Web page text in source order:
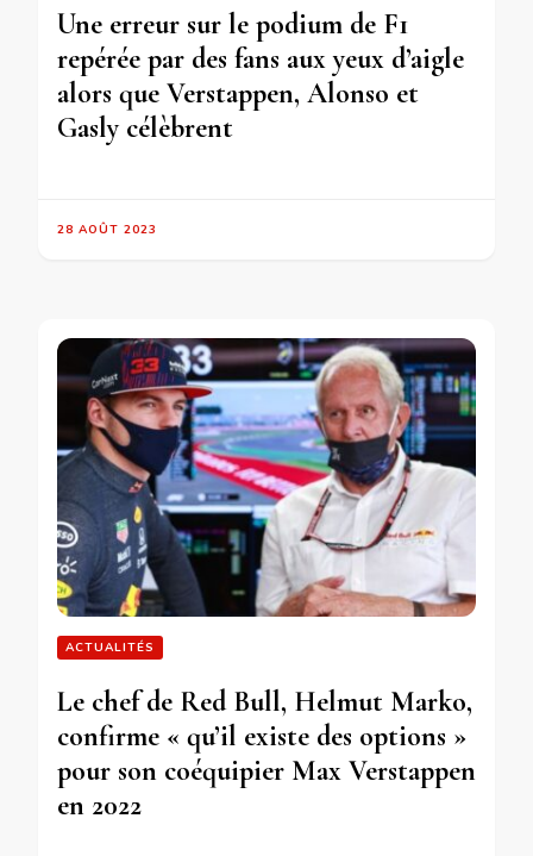
Une erreur sur le podium de F1
repérée par des fans aux yeux d’aigle
alors que Verstappen, Alonso et
Gasly célèbrent
28 AOÛT 2023
ACTUALITÉS
Le chef de Red Bull, Helmut Marko,
confirme « qu’il existe des options »
pour son coéquipier Max Verstappen
en 2022